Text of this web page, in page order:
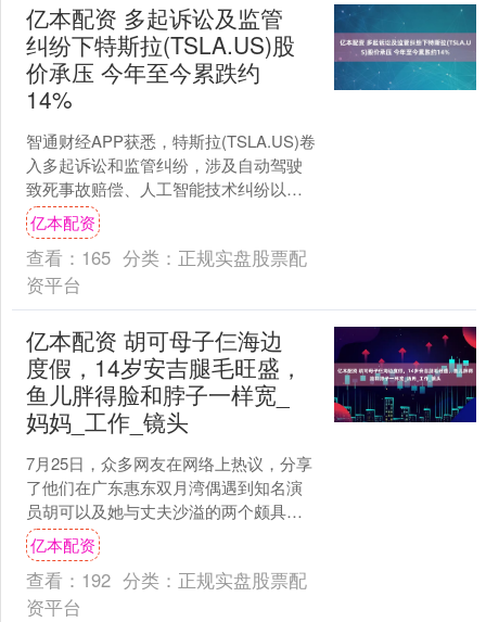
亿本配资 多起诉讼及监管
纠纷下特斯拉(TSLA.US)股
价承压 今年至今累跌约
14%
智通财经APP获悉，特斯拉(TSLA.US)卷
入多起诉讼和监管纠纷，涉及自动驾驶
致死事故赔偿、人工智能技术纠纷以及
与美国证监会(SEC)的管辖权之争。多重
法律不....
亿本配资
查看： 165 分类： 正规实盘股票配
资平台
亿本配资 胡可母子仨海边
度假，14岁安吉腿毛旺盛，
鱼儿胖得脸和脖子一样宽_
妈妈_工作_镜头
7月25日，众多网友在网络上热议，分享
了他们在广东惠东双月湾偶遇到知名演
员胡可以及她与丈夫沙溢的两个颇具人
气的儿子——安吉和小鱼儿的情景。这
一令人瞩目的偶遇照片....
亿本配资
查看： 192 分类： 正规实盘股票配
资平台